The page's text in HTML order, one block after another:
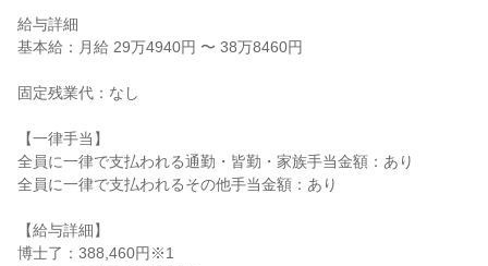
給与詳細
基本給：月給 29万4940円 〜 38万8460円
固定残業代：なし
【一律手当】
全員に一律で支払われる通勤・皆勤・家族手当金額：あり
全員に一律で支払われるその他手当金額：あり
【給与詳細】
博士了：388,460円※1